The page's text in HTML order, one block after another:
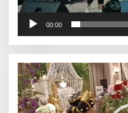
00:00
Pemutar
Video